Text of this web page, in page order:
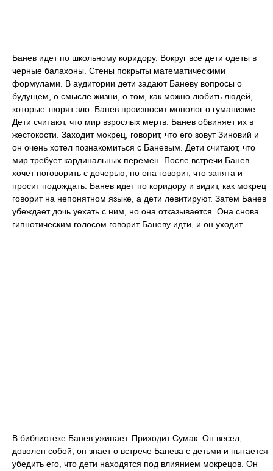
Банев идет по школьному коридору. Вокруг все дети одеты в
черные балахоны. Стены покрыты математическими
формулами. В аудитории дети задают Баневу вопросы о
будущем, о смысле жизни, о том, как можно любить людей,
которые творят зло. Банев произносит монолог о гуманизме.
Дети считают, что мир взрослых мертв. Банев обвиняет их в
жестокости. Заходит мокрец, говорит, что его зовут Зиновий и
он очень хотел познакомиться с Баневым. Дети считают, что
мир требует кардинальных перемен. После встречи Банев
хочет поговорить с дочерью, но она говорит, что занята и
просит подождать. Банев идет по коридору и видит, как мокрец
говорит на непонятном языке, а дети левитируют. Затем Банев
убеждает дочь уехать с ним, но она отказывается. Она снова
гипнотическим голосом говорит Баневу идти, и он уходит.
В библиотеке Банев ужинает. Приходит Сумак. Он весел,
доволен собой, он знает о встрече Банева с детьми и пытается
убедить его, что дети находятся под влиянием мокрецов. Он